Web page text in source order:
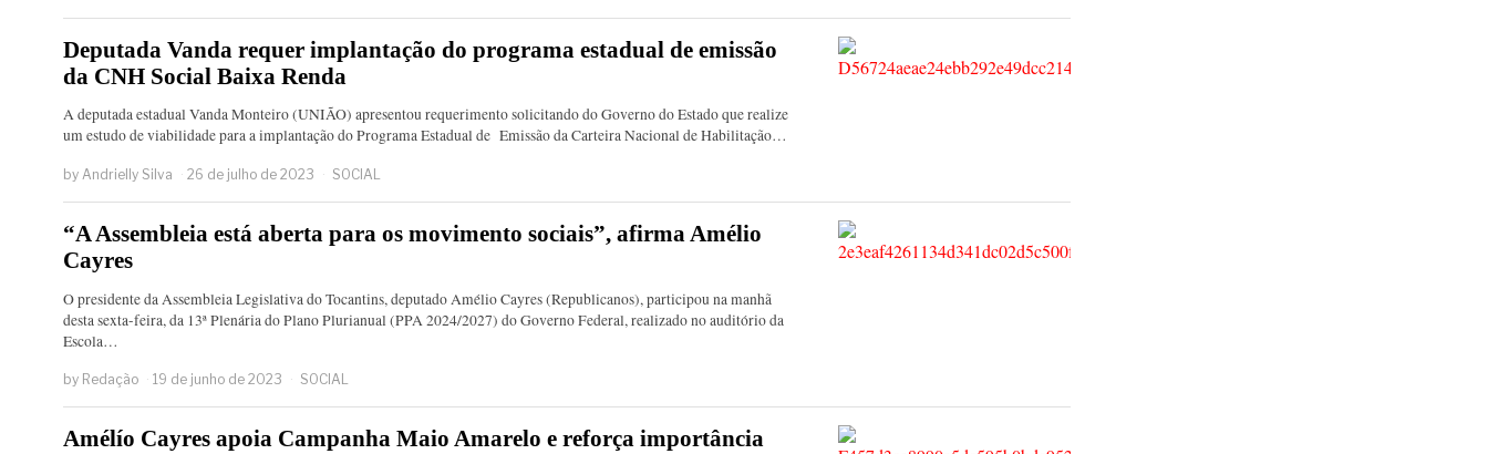
Deputada Vanda requer implantação do programa estadual de emissão
da CNH Social Baixa Renda
A deputada estadual Vanda Monteiro (UNIÃO) apresentou requerimento solicitando do Governo do Estado que realize
um estudo de viabilidade para a implantação do Programa Estadual de Emissão da Carteira Nacional de Habilitação…
by Andrielly Silva 26 de julho de 2023 SOCIAL
“A Assembleia está aberta para os movimento sociais”, afirma Amélio
Cayres
O presidente da Assembleia Legislativa do Tocantins, deputado Amélio Cayres (Republicanos), participou na manhã
desta sexta-feira, da 13ª Plenária do Plano Plurianual (PPA 2024/2027) do Governo Federal, realizado no auditório da
Escola…
by Redação 19 de junho de 2023 SOCIAL
Amélío Cayres apoia Campanha Maio Amarelo e reforça importância